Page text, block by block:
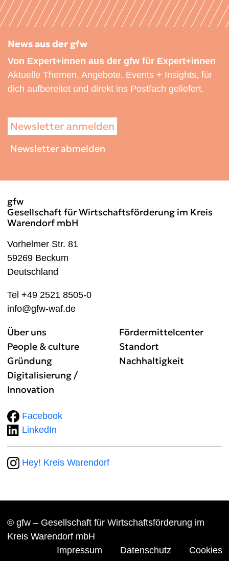
News aus der gfw
Von Expert+innen aus der gfw für Expert+innen
Aktuelle Themen, Angebote, Events + Insights, für
dich aufbereitet und direkt ins Postfach geliefert.
Newsletter anmelden
Newsletter abmelden
gfw
Gesellschaft für Wirtschaftsförderung im Kreis
Warendorf mbH
Vorhelmer Str. 81
59269 Beckum
Deutschland
Tel +49 2521 8505-0
info@gfw-waf.de
Über uns
People & culture
Gründung
Digitalisierung /
Innovation
Fördermittelcenter
Standort
Nachhaltigkeit
Facebook
LinkedIn
Hey! Kreis Warendorf
© gfw – Gesellschaft für Wirtschaftsförderung im
Kreis Warendorf mbH
Impressum
Datenschutz Cookies